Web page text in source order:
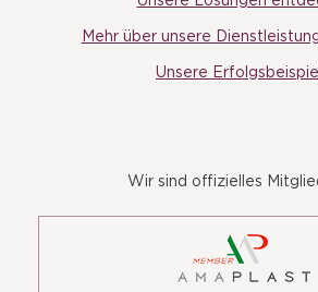
Mehr über unsere
Unsere
Wir sind offizielles